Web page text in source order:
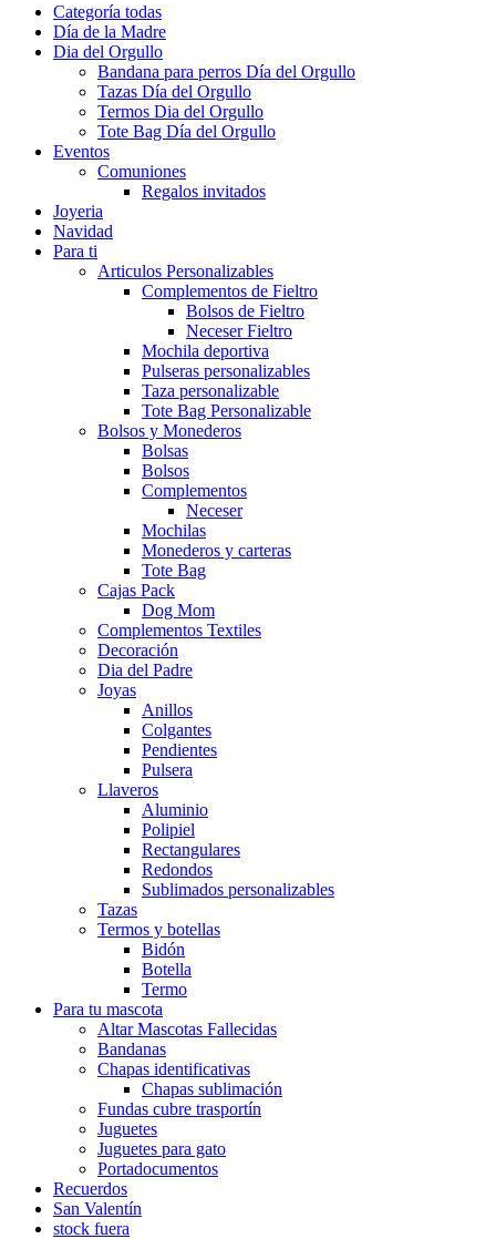
Categoría todas
Día de la Madre
Dia del Orgullo
Bandana para perros Día del Orgullo
Tazas Día del Orgullo
Termos Dia del Orgullo
Tote Bag Día del Orgullo
Eventos
Comuniones
Regalos invitados
Joyeria
Navidad
Para ti
Articulos Personalizables
Complementos de Fieltro
Bolsos de Fieltro
Neceser Fieltro
Mochila deportiva
Pulseras personalizables
Taza personalizable
Tote Bag Personalizable
Bolsos y Monederos
Bolsas
Bolsos
Complementos
Neceser
Mochilas
Monederos y carteras
Tote Bag
Cajas Pack
Dog Mom
Complementos Textiles
Decoración
Dia del Padre
Joyas
Anillos
Colgantes
Pendientes
Pulsera
Llaveros
Aluminio
Polipiel
Rectangulares
Redondos
Sublimados personalizables
Tazas
Termos y botellas
Bidón
Botella
Termo
Para tu mascota
Altar Mascotas Fallecidas
Bandanas
Chapas identificativas
Chapas sublimación
Fundas cubre trasportín
Juguetes
Juguetes para gato
Portadocumentos
Recuerdos
San Valentín
stock fuera